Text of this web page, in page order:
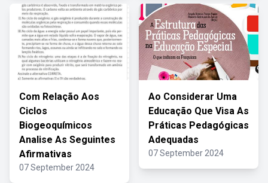
Com Relação Aos
Ciclos
Biogeoquímicos
Analise As Seguintes
Afirmativas
07 September 2024
Ao Considerar Uma
Educação Que Visa As
Práticas Pedagógicas
Adequadas
07 September 2024